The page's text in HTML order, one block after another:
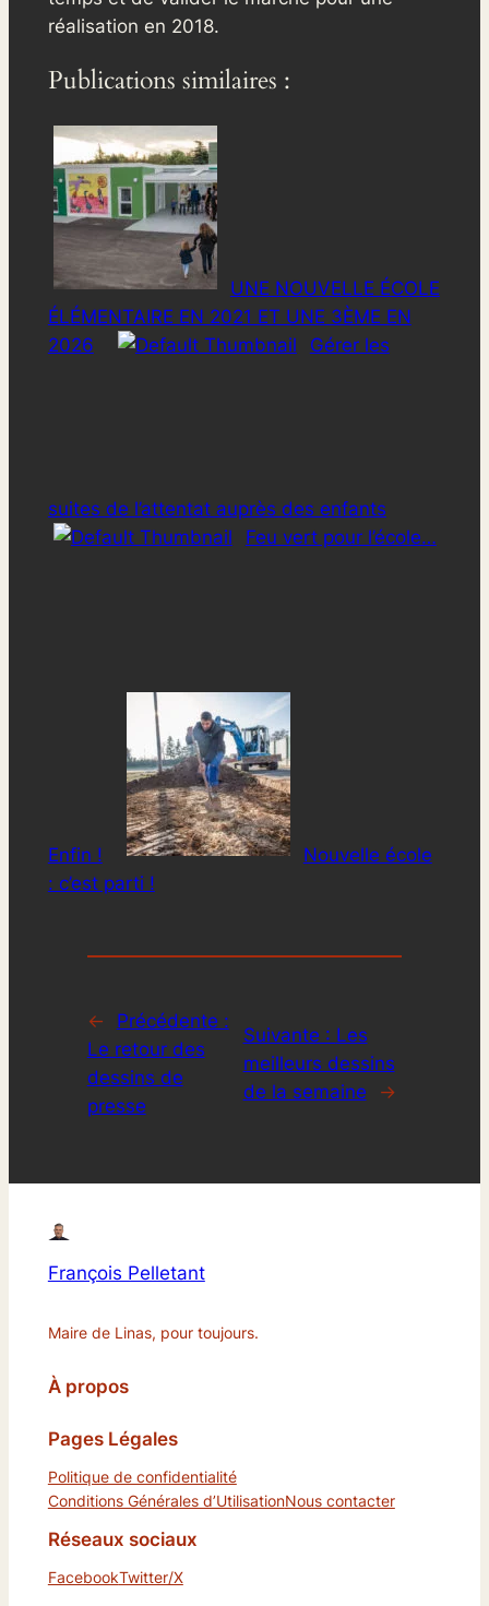
réalisation en 2018.
Publications similaires :
UNE NOUVELLE ÉCOLE
ÉLÉMENTAIRE EN 2021 ET UNE 3ÈME EN
2026
Gérer les
suites de l’attentat auprès des enfants
Feu vert pour l’école…
Enfin !
Nouvelle école
: c’est parti !
←
Précédente :
Le retour des
dessins de
presse
Suivante : Les
meilleurs dessins
de la semaine
→
François Pelletant
Maire de Linas, pour toujours.
À propos
Pages Légales
Politique de confidentialité
Conditions Générales d’UtilisationNous contacter
Réseaux sociaux
FacebookTwitter/X